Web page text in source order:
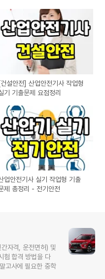
설안전] 산업안전기사 작업형
기 기출문제 요점정리
업안전기사 실기 작업형 기출
제 총정리 - 전기안전
자격, 운전면허) 및
험 합격 방법을 다
고사에 필요한 중학